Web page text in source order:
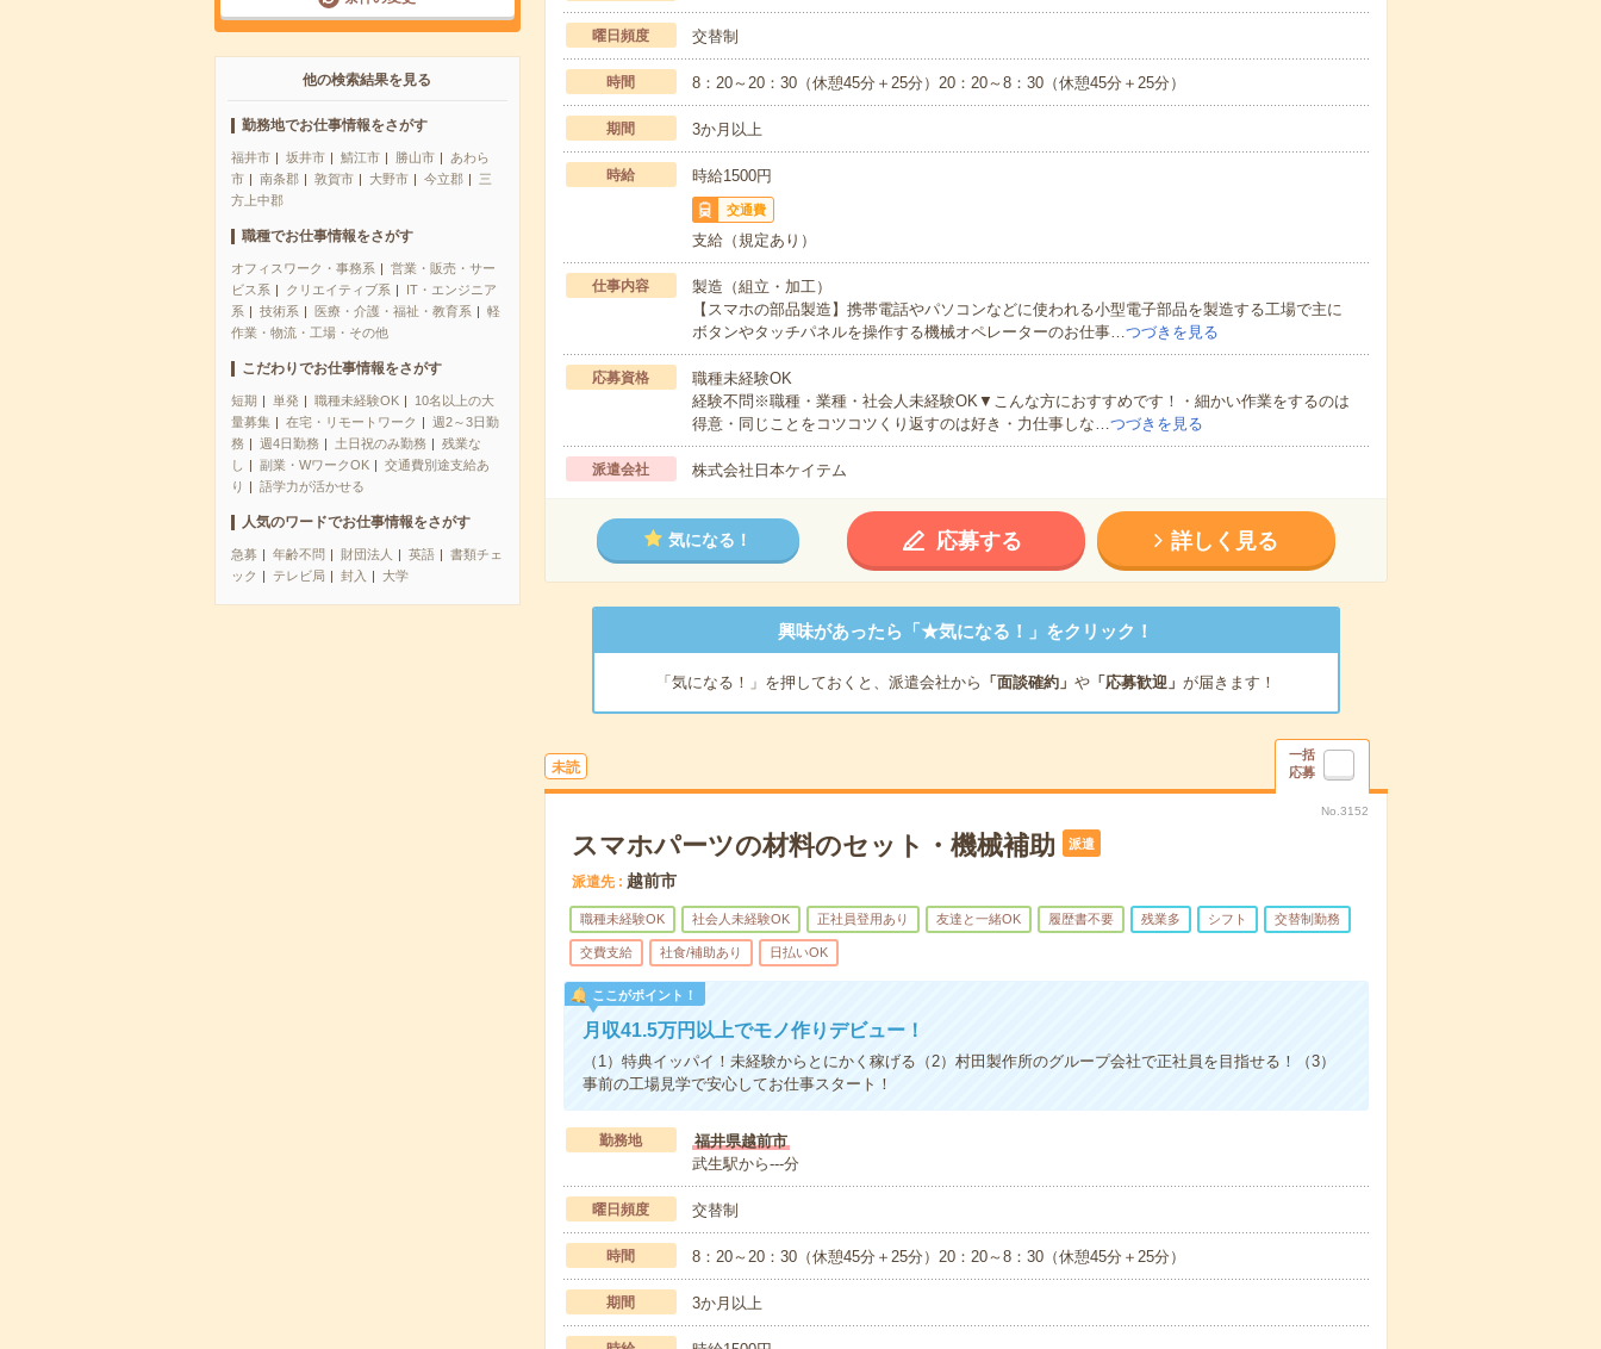
他の検索結果を見る
勤務地でお仕事情報をさがす
福井市 坂井市 鯖江市 勝山市
あわら
市
南条郡 敦賀市 大野市 今立郡
三
方上中郡
職種でお仕事情報をさがす
オフィスワーク・事務系
営業・販売・サー
ビス系
クリエイティブ系
IT・エンジニア
系
技術系 医療・介護・福祉・教育系
軽
作業・物流・工場・その他
こだわりでお仕事情報をさがす
短期 単発 職種未経験OK
10名以上の大
量募集
在宅・リモートワーク
週2～3日勤
務
週4日勤務 土日祝のみ勤務
残業な
し
副業・WワークOK
交通費別途支給あ
り
語学力が活かせる
人気のワードでお仕事情報をさがす
急募 年齢不問 財団法人 英語
書類チェ
ック
テレビ局 封入 大学
曜日頻度 交替制
時間 8：20～20：30（休憩45分＋25分）20：20～8：30（休憩45分＋25分）
期間 3か月以上
時給 時給1500円
交通費
支給（規定あり）
仕事内容
製造（組立・加工）
【スマホの部品製造】携帯電話やパソコンなどに使われる小型電子部品を製造する工場で主に
ボタンやタッチパネルを操作する機械オペレーターのお仕事…つづきを見る
応募資格
職種未経験OK
経験不問※職種・業種・社会人未経験OK▼こんな方におすすめです！・細かい作業をするのは
得意・同じことをコツコツくり返すのは好き・力仕事しな…つづきを見る
派遣会社 株式会社日本ケイテム
気になる！ 応募する 詳しく見る
興味があったら「★気になる！」をクリック！
「気になる！」を押しておくと、派遣会社から 「面談確約」 や「応募歓迎」 が届きます！
未読
一括
応募
No.3152
スマホパーツの材料のセット・機械補助 派遣
派遣先 越前市
職種未経験OK 社会人未経験OK 正社員登用あり 友達と一緒OK 履歴書不要 残業多 シフト 交替制勤務
交費支給 社食/補助あり 日払いOK
ここがポイント！
月収41.5万円以上でモノ作りデビュー！
（1）特典イッパイ！未経験からとにかく稼げる（2）村田製作所のグループ会社で正社員を目指せる！（3）
事前の工場見学で安心してお仕事スタート！
勤務地
福井県越前市
武生駅から---分
曜日頻度 交替制
時間 8：20～20：30（休憩45分＋25分）20：20～8：30（休憩45分＋25分）
期間 3か月以上